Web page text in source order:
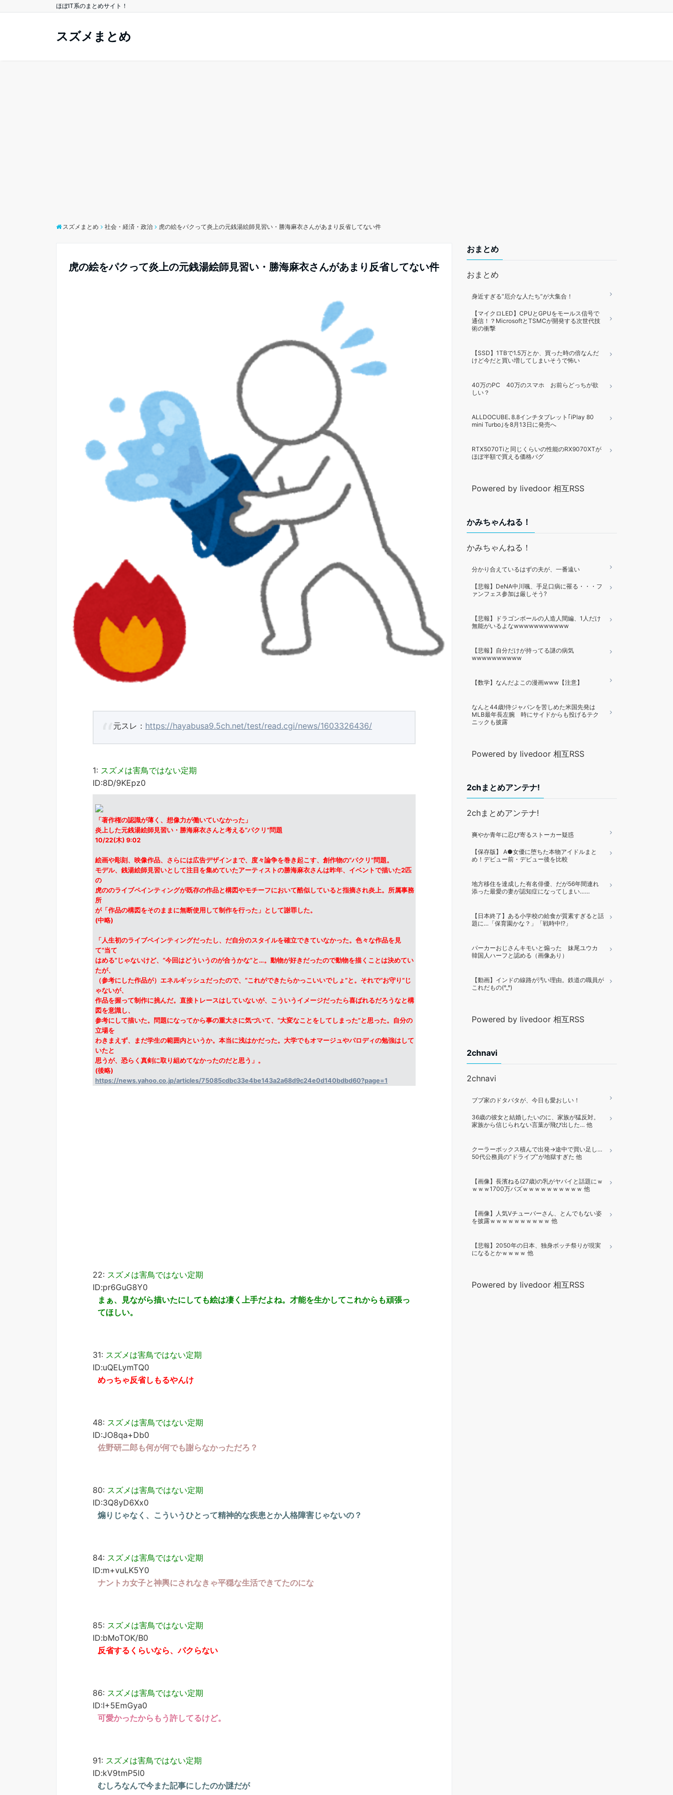
ほぼIT系のまとめサイト！
スズメまとめ
スズメまとめ 社会・経済・政治 虎の絵をパクって炎上の元銭湯絵師見習い・勝海麻衣さんがあまり反省してない件
虎の絵をパクって炎上の元銭湯絵師見習い・勝海麻衣さんがあまり反省してない件
元スレ： https://hayabusa9.5ch.net/test/read.cgi/news/1603326436/
1: スズメは害鳥ではない定期
ID:8D/9KEpz0
「著作権の認識が薄く、想像力が働いていなかった」
炎上した元銭湯絵師見習い・勝海麻衣さんと考える“パクリ”問題
10/22(木) 9:02
絵画や彫刻、映像作品、さらには広告デザインまで、度々論争を巻き起こす、創作物の“パクリ”問題。
モデル、銭湯絵師見習いとして注目を集めていたアーティストの勝海麻衣さんは昨年、イベントで描いた2匹
の
虎ののライブペインティングが既存の作品と構図やモチーフにおいて酷似していると指摘され炎上。所属事務
所
が「作品の構図をそのままに無断使用して制作を行った」として謝罪した。
(中略)
「人生初のライブペインティングだったし、だ自分のスタイルを確立できていなかった。色々な作品を見
て“当て
はめる”じゃないけど、“今回はどういうのが合うかな”と…。動物が好きだったので動物を描くことは決めてい
たが、
（参考にした作品が）エネルギッシュだったので、“これができたらかっこいいでしょ”と。それで“お守り”じ
ゃないが、
作品を握って制作に挑んだ。直接トレースはしていないが、こういうイメージだったら喜ばれるだろうなと構
図を意識し、
参考にして描いた。問題になってから事の重大さに気づいて、“大変なことをしてしまった”と思った。自分の
立場を
わきまえず、まだ学生の範囲内というか。本当に浅はかだった。大学でもオマージュやパロディの勉強はして
いたと
思うが、恐らく真剣に取り組めてなかったのだと思う」。
(後略)
https://news.yahoo.co.jp/articles/75085cdbc33e4be143a2a68d9c24e0d140bdbd60?page=1
22: スズメは害鳥ではない定期
ID:pr6GuG8Y0
まぁ、見ながら描いたにしても絵は凄く上手だよね。才能を生かしてこれからも頑張っ
てほしい。
31: スズメは害鳥ではない定期
ID:uQELymTQ0
めっちゃ反省しもるやんけ
48: スズメは害鳥ではない定期
ID:JO8qa+Db0
佐野研二郎も何が何でも謝らなかっただろ？
80: スズメは害鳥ではない定期
ID:3Q8yD6Xx0
煽りじゃなく、こういうひとって精神的な疾患とか人格障害じゃないの？
84: スズメは害鳥ではない定期
ID:m+vuLK5Y0
ナントカ女子と神輿にされなきゃ平穏な生活できてたのにな
85: スズメは害鳥ではない定期
ID:bMoTOK/B0
反省するくらいなら、パクらない
86: スズメは害鳥ではない定期
ID:I+5EmGya0
可愛かったからもう許してるけど。
91: スズメは害鳥ではない定期
ID:kV9tmP5l0
むしろなんで今また記事にしたのか謎だが
おまとめ
おまとめ
身近すぎる“厄介な人たち”が大集合！
【マイクロLED】CPUとGPUをモールス信号で
通信！？MicrosoftとTSMCが開発する次世代技
術の衝撃
【SSD】1TBで1.5万とか、買った時の倍なんだ
けど今だと買い増してしまいそうで怖い
40万のPC 40万のスマホ お前らどっちが欲
しい？
ALLDOCUBE､8.8インチタブレット｢iPlay 80
mini Turbo｣を8月13日に発売へ
RTX5070Tiと同じくらいの性能のRX9070XTが
ほぼ半額で買える価格バグ
Powered by livedoor 相互RSS
かみちゃんねる！
かみちゃんねる！
分かり合えているはずの夫が、一番遠い
【悲報】DeNA中川颯、手足口病に罹る・・・フ
ァンフェス参加は厳しそう?
【悲報】ドラゴンボールの人造人間編、1人だけ
無能がいるよなwwwwwwwwwww
【悲報】自分だけが持ってる謎の病気
wwwwwwwwww
【数学】なんだよこの漫画www【注意】
なんと44歳!侍ジャパンを苦しめた米国先発は
MLB最年長左腕 時にサイドからも投げるテク
ニックも披露
Powered by livedoor 相互RSS
2chまとめアンテナ!
2chまとめアンテナ!
爽やか青年に忍び寄るストーカー疑惑
【保存版】 A●女優に堕ちた本物アイドルまと
め！デビュー前・デビュー後を比較
地方移住を達成した有名俳優、だが56年間連れ
添った最愛の妻が認知症になってしまい……
【日本終了】ある小学校の給食が質素すぎると話
題に…「保育園かな？」「戦時中!?」
パーカーおじさんキモいと煽った 妹尾ユウカ
韓国人ハーフと認める（画像あり）
【動画】インドの線路が汚い理由。鉄道の職員が
これだもの(°_°)
Powered by livedoor 相互RSS
2chnavi
2chnavi
ブブ家のドタバタが、今日も愛おしい！
36歳の彼女と結婚したいのに、家族が猛反対。
家族から信じられない言葉が飛び出した… 他
クーラーボックス積んで出発→途中で買い足し…
50代公務員の“ドライブ”が地獄すぎた 他
【画像】長濱ねる(27歳)の乳がヤバイと話題にｗ
ｗｗｗ1700万バズｗｗｗｗｗｗｗｗｗｗ 他
【画像】人気Vチューバーさん、とんでもない姿
を披露ｗｗｗｗｗｗｗｗｗｗ 他
【悲報】2050年の日本、独身ボッチ祭りが現実
になるとかｗｗｗｗ 他
Powered by livedoor 相互RSS